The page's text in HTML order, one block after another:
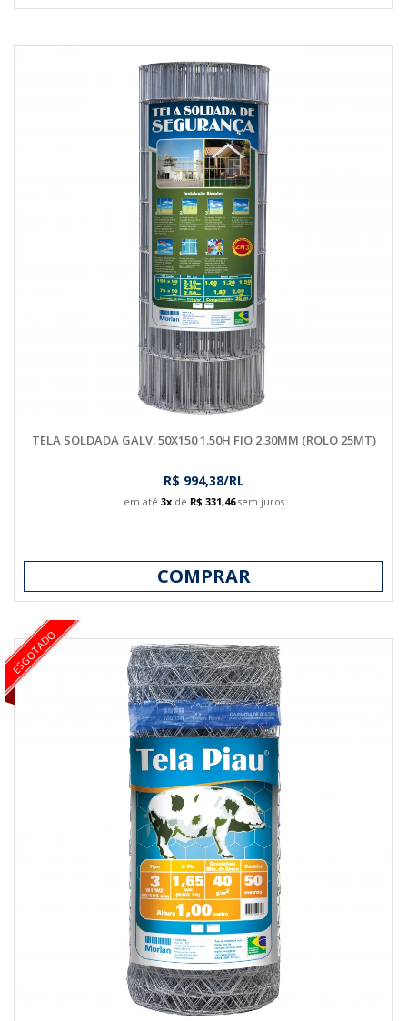
TELA SOLDADA GALV. 50X150 1.50H FIO 2.30MM (ROLO 25MT)
R$ 994,38/RL
em até 3xde R$ 331,46sem juros
COMPRAR
ESGOTADO